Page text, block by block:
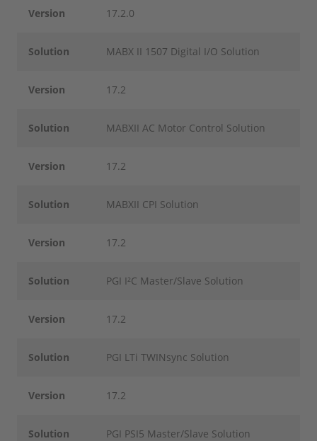
Version 17.2.0
Solution MABX II 1507 Digital I/O Solution
Version 17.2
Solution MABXII AC Motor Control Solution
Version 17.2
Solution MABXII CPI Solution
Version 17.2
Solution PGI I²C Master/Slave Solution
Version 17.2
Solution PGI LTi TWINsync Solution
Version 17.2
Solution PGI PSI5 Master/Slave Solution